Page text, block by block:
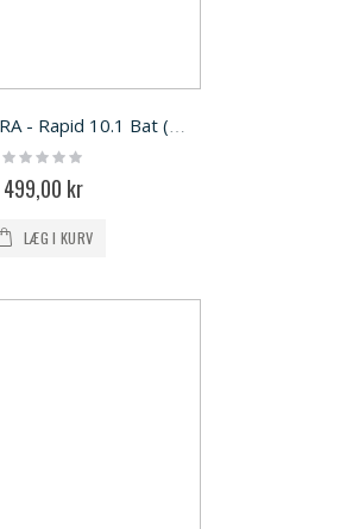
Rating:
499,00 kr
LÆG I KURV